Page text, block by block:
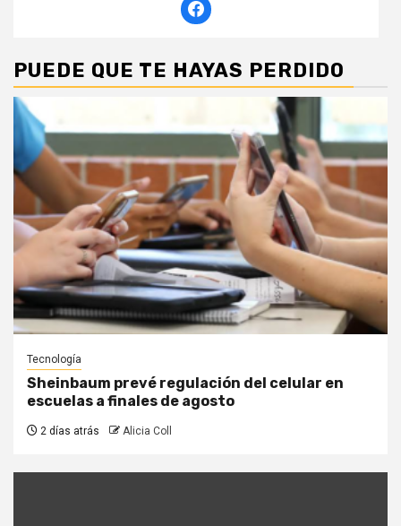
PUEDE QUE TE HAYAS PERDIDO
Tecnología
Sheinbaum prevé regulación del celular en
escuelas a finales de agosto
2 días atrás Alicia Coll